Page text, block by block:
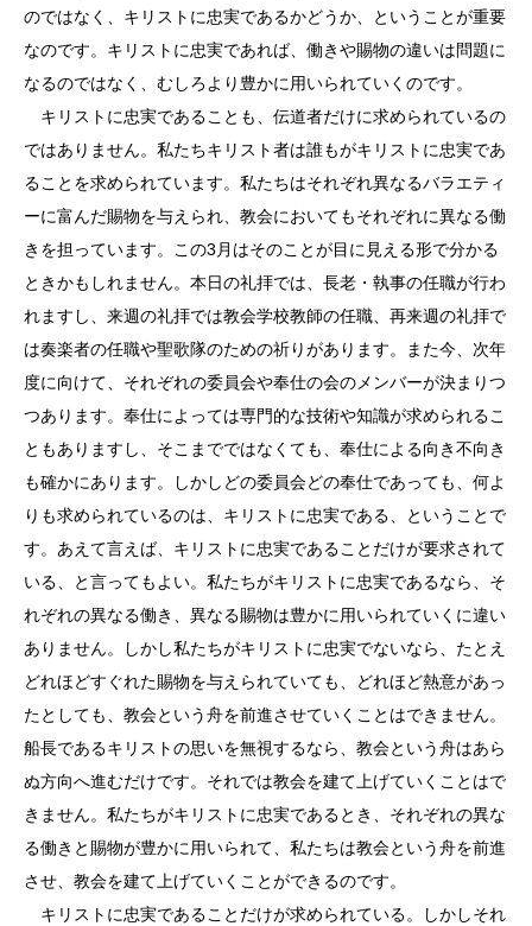
のではなく、キリストに忠実であるかどうか、ということが重要
なのです。キリストに忠実であれば、働きや賜物の違いは問題に
なるのではなく、むしろより豊かに用いられていくのです。
キリストに忠実であることも、伝道者だけに求められているの
ではありません。私たちキリスト者は誰もがキリストに忠実であ
ることを求められています。私たちはそれぞれ異なるバラエティ
ーに富んだ賜物を与えられ、教会においてもそれぞれに異なる働
きを担っています。この3月はそのことが目に見える形で分かる
ときかもしれません。本日の礼拝では、長老・執事の任職が行わ
れますし、来週の礼拝では教会学校教師の任職、再来週の礼拝で
は奏楽者の任職や聖歌隊のための祈りがあります。また今、次年
度に向けて、それぞれの委員会や奉仕の会のメンバーが決まりつ
つあります。奉仕によっては専門的な技術や知識が求められるこ
ともありますし、そこまでではなくても、奉仕による向き不向き
も確かにあります。しかしどの委員会どの奉仕であっても、何よ
りも求められているのは、キリストに忠実である、ということで
す。あえて言えば、キリストに忠実であることだけが要求されて
いる、と言ってもよい。私たちがキリストに忠実であるなら、そ
れぞれの異なる働き、異なる賜物は豊かに用いられていくに違い
ありません。しかし私たちがキリストに忠実でないなら、たとえ
どれほどすぐれた賜物を与えられていても、どれほど熱意があっ
たとしても、教会という舟を前進させていくことはできません。
船長であるキリストの思いを無視するなら、教会という舟はあら
ぬ方向へ進むだけです。それでは教会を建て上げていくことはで
きません。私たちがキリストに忠実であるとき、それぞれの異な
る働きと賜物が豊かに用いられて、私たちは教会という舟を前進
させ、教会を建て上げていくことができるのです。
キリストに忠実であることだけが求められている。しかしそれ